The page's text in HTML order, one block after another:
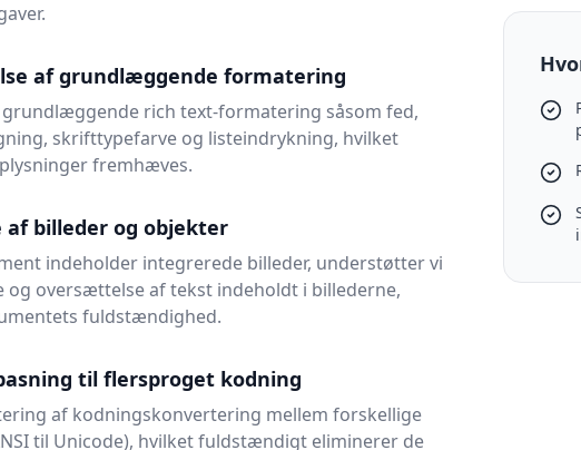
af grundlæggende formatering
rich text-formatering såsom fed,
skrifttypefarve og listeindrykning, hvilket
fremhæves.
billeder og objekter
indeholder integrerede billeder, understøtter vi
og oversættelse af tekst indeholdt i billederne,
fuldstændighed.
til flersproget kodning
af kodningskonvertering mellem forskellige
til Unicode), hvilket fuldstændigt eliminerer de